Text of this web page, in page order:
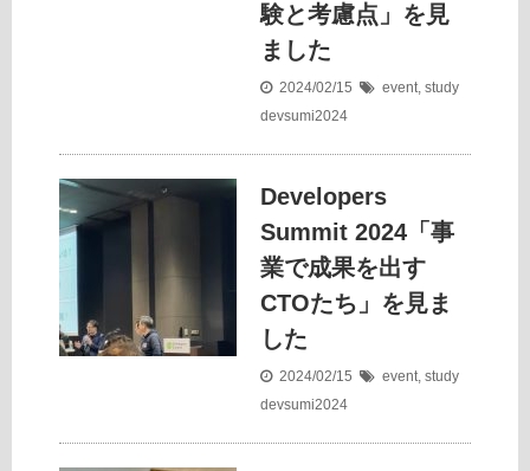
験と考慮点」を見
ました
2024/02/15 event, study
devsumi2024
Developers
Summit 2024「事
業で成果を出す
CTOたち」を見ま
した
2024/02/15 event, study
devsumi2024